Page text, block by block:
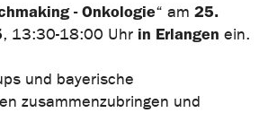
- Onkologie“ am 25.
, 13:30-18:00 Uhr in Erlangen ein.
und bayerische
zusammenzubringen und